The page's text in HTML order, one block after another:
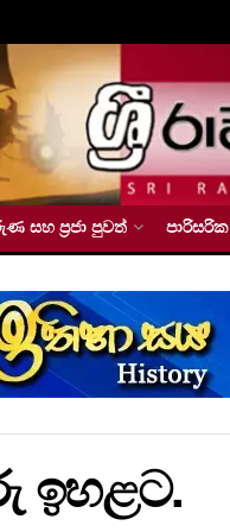
සහ ප්‍රජා පුවත් පාරිසරික
ඉහළට.